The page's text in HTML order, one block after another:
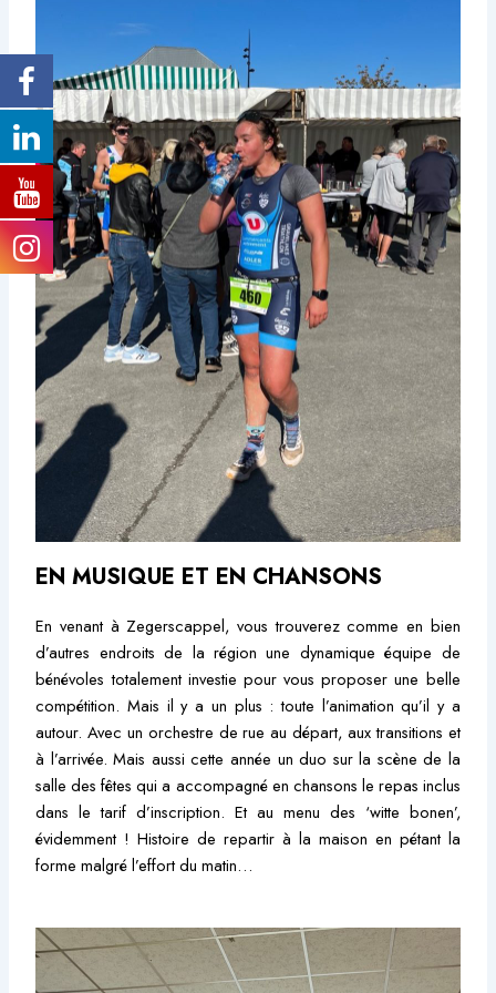
EN MUSIQUE ET EN CHANSONS
En venant à Zegerscappel, vous trouverez comme en bien
d’autres endroits de la région une dynamique équipe de
bénévoles totalement investie pour vous proposer une belle
compétition. Mais il y a un plus : toute l’animation qu’il y a
autour. Avec un orchestre de rue au départ, aux transitions et
à l’arrivée. Mais aussi cette année un duo sur la scène de la
salle des fêtes qui a accompagné en chansons le repas inclus
dans le tarif d’inscription. Et au menu des ‘witte bonen’,
évidemment ! Histoire de repartir à la maison en pétant la
forme malgré l’effort du matin…